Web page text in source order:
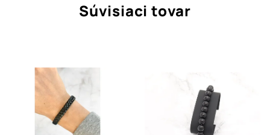
Súvisiaci tovar